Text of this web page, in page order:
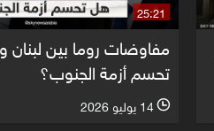
25:21
مفاوضات روما بين لبنان
تحسم أزمة الجنوب؟
l 14 يوليو 2026